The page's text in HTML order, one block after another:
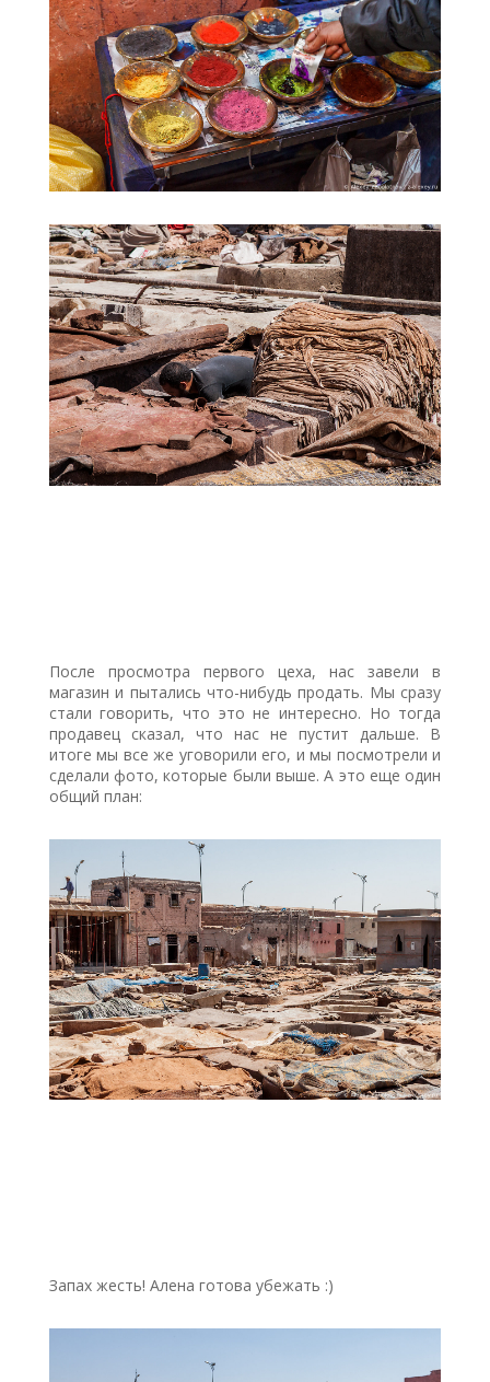
После просмотра первого цеха, нас завели в
магазин и пытались что-нибудь продать. Мы сразу
стали говорить, что это не интересно. Но тогда
продавец сказал, что нас не пустит дальше. В
итоге мы все же уговорили его, и мы посмотрели и
сделали фото, которые были выше. А это еще один
общий план:
Запах жесть! Алена готова убежать :)